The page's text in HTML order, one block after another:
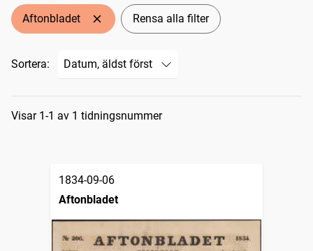
Aftonbladet Rensa alla filter
Sortera:
Sökresultat
Visar 1-1 av 1 tidningsnummer
1834-09-06
Aftonbladet